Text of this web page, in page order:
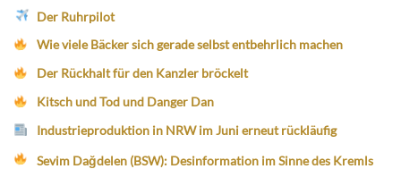
Der Ruhrpilot
Wie viele Bäcker sich gerade selbst entbehrlich machen
Der Rückhalt für den Kanzler bröckelt
Kitsch und Tod und Danger Dan
Industrieproduktion in NRW im Juni erneut rückläufig
Sevim Dağdelen (BSW): Desinformation im Sinne des Kremls